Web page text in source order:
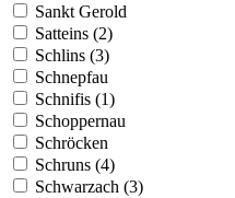
Sankt Gerold
Satteins (2)
Schlins (3)
Schnepfau
Schnifis (1)
Schoppernau
Schröcken
Schruns (4)
Schwarzach (3)